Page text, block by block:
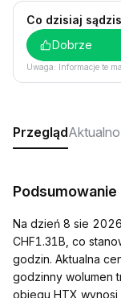
Co dzisiaj
Dobrze
Uwaga: Informacje te
Przegląd
Na dzień 8 sie
CHF1.31B, co
godzin. Aktualna
godzinny wolumen
obiegu HTX